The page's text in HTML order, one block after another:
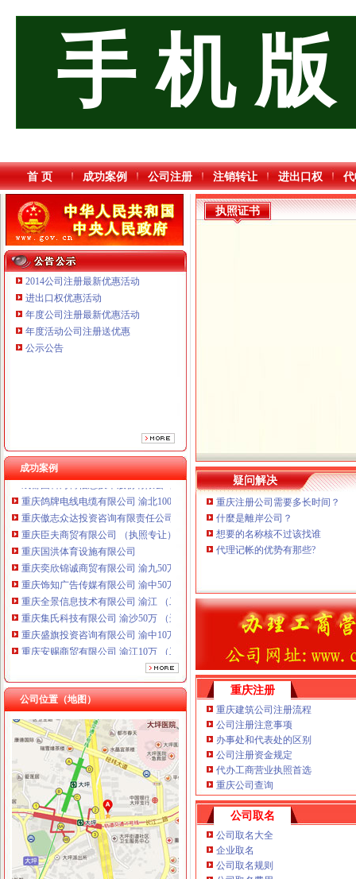
手 机 版
首 页 成功案例 公司注册 注销转让 进出口权
2014公司注册最新优惠活动
进出口权优惠活动
年度公司注册最新优惠活动
年度活动公司注册送优惠
公示公告
成功案例
重庆鸽牌电线电缆有限公司 渝北10010万 (进出口权)
重庆傲志众达投资咨询有限责任公司 渝九1000万 （增资）
重庆臣夫商贸有限公司 （执照专让）
重庆国洪体育设施有限公司
重庆奕欣锦诚商贸有限公司 渝九50万 （工商注册）
重庆饰知广告传媒有限公司 渝中50万 （工商注册）
重庆全景信息技术有限公司 渝江 （工商注册）
重庆集氏科技有限公司 渝沙50万 （进出口权）
重庆盛旗投资咨询有限公司 渝中10万 （工商注册）
重庆安赐商贸有限公司 渝江10万 （工商注册）
成都国科海博信息技术股份有限公司重庆分公司 渝江 （工商注册）
重庆鸽牌电线电缆有限公司 渝北10010万 (进出口权)
重庆傲志众达投资咨询有限责任公司 渝九1000万 （增资）
重庆臣夫商贸有限公司 （执照专让）
重庆国洪体育设施有限公司
重庆奕欣锦诚商贸有限公司 渝九50万 （工商注册）
重庆饰知广告传媒有限公司 渝中50万 （工商注册）
重庆全景信息技术有限公司 渝江 （工商注册）
重庆集氏科技有限公司 渝沙50万 （进出口权）
重庆盛旗投资咨询有限公司 渝中10万 （工商注册）
重庆安赐商贸有限公司 渝江10万 （工商注册）
成都国科海博信息技术股份有限公司重庆分公司 渝江 （工商注册）
公司位置（地图）
大坪核名
2016年重庆公司注册的流程有哪些？-爱喇叭网
重庆秀山建材市场有几个具体地址做的好的市场是哪一个？_其它装修|
重庆公司注册_xiaoyaotu_新浪博客
重庆帅博信息技术有限公司2017新招聘信息_电话_地址-58企业名录
如何申请劳务分包等建委资质房地产公司转让劳务派遣国家局核名-直
渝中区核名流程
重庆主城9区代办公司注册、代理记账（全城低价）【今日推荐网-重
执照证书
疑问解决
重庆注册公司需要多长时间？
什麼是離岸公司？
想要的名称核不过该找谁
代理记帐的优势有那些?
重庆注册
重庆建筑公司注册流程
公司注册注意事项
办事处和代表处的区别
公司注册资金规定
代办工商营业执照首选
重庆公司查询
公司取名
公司取名大全
企业取名
公司取名规则